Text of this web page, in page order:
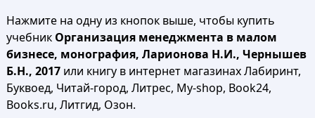
Нажмите на одну из кнопок выше, чтобы купить
учебник Организация менеджмента в малом
бизнесе, монография, Ларионова Н.И., Чернышев
Б.Н., 2017или книгу в интернет магазинах Лабиринт,
Буквоед, Читай-город, Литрес, My-shop, Book24,
Books.ru, Литгид, Озон.